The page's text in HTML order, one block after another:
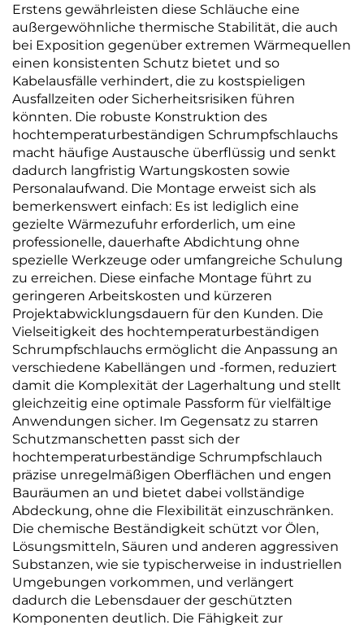
Erstens gewährleisten diese Schläuche eine
außergewöhnliche thermische Stabilität, die auch
bei Exposition gegenüber extremen Wärmequellen
einen konsistenten Schutz bietet und so
Kabelausfälle verhindert, die zu kostspieligen
Ausfallzeiten oder Sicherheitsrisiken führen
könnten. Die robuste Konstruktion des
hochtemperaturbeständigen Schrumpfschlauchs
macht häufige Austausche überflüssig und senkt
dadurch langfristig Wartungskosten sowie
Personalaufwand. Die Montage erweist sich als
bemerkenswert einfach: Es ist lediglich eine
gezielte Wärmezufuhr erforderlich, um eine
professionelle, dauerhafte Abdichtung ohne
spezielle Werkzeuge oder umfangreiche Schulung
zu erreichen. Diese einfache Montage führt zu
geringeren Arbeitskosten und kürzeren
Projektabwicklungsdauern für den Kunden. Die
Vielseitigkeit des hochtemperaturbeständigen
Schrumpfschlauchs ermöglicht die Anpassung an
verschiedene Kabellängen und -formen, reduziert
damit die Komplexität der Lagerhaltung und stellt
gleichzeitig eine optimale Passform für vielfältige
Anwendungen sicher. Im Gegensatz zu starren
Schutzmanschetten passt sich der
hochtemperaturbeständige Schrumpfschlauch
präzise unregelmäßigen Oberflächen und engen
Bauräumen an und bietet dabei vollständige
Abdeckung, ohne die Flexibilität einzuschränken.
Die chemische Beständigkeit schützt vor Ölen,
Lösungsmitteln, Säuren und anderen aggressiven
Substanzen, wie sie typischerweise in industriellen
Umgebungen vorkommen, und verlängert
dadurch die Lebensdauer der geschützten
Komponenten deutlich. Die Fähigkeit zur